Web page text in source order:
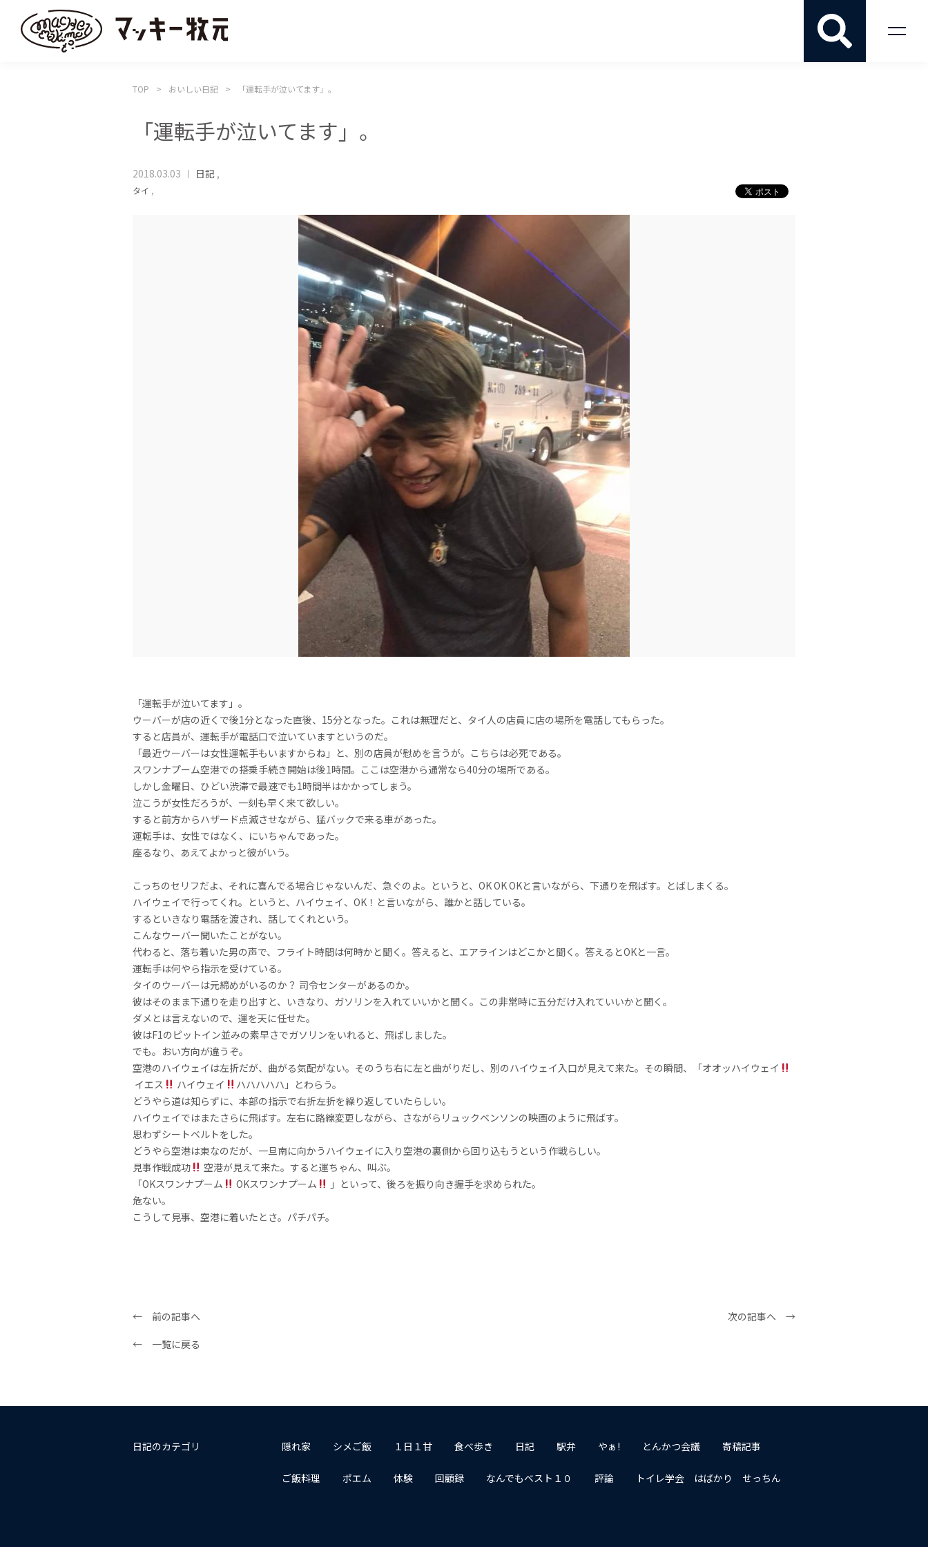
TOP おいしい日記 「運転手が泣いてます」。
「運転手が泣いてます」。
2018.03.03 日記 ,
タイ ,
「運転手が泣いてます」。
ウーバーが店の近くで後1分となった直後、15分となった。これは無理だと、タイ人の店員に店の場所を電話してもらった。
すると店員が、運転手が電話口で泣いていますというのだ。
「最近ウーバーは女性運転手もいますからね」と、別の店員が慰めを言うが。こちらは必死である。
スワンナプーム空港での搭乗手続き開始は後1時間。ここは空港から通常なら40分の場所である。
しかし金曜日、ひどい渋滞で最速でも1時間半はかかってしまう。
泣こうが女性だろうが、一刻も早く来て欲しい。
すると前方からハザード点滅させながら、猛バックで来る車があった。
運転手は、女性ではなく、にいちゃんであった。
座るなり、あえてよかっと彼がいう。
こっちのセリフだよ、それに喜んでる場合じゃないんだ、急ぐのよ。というと、OK OK OKと言いながら、下通りを飛ばす。とばしまくる。
ハイウェイで行ってくれ。というと、ハイウェイ、OK！と言いながら、誰かと話している。
するといきなり電話を渡され、話してくれという。
こんなウーバー聞いたことがない。
代わると、落ち着いた男の声で、フライト時間は何時かと聞く。答えると、エアラインはどこかと聞く。答えるとOKと一言。
運転手は何やら指示を受けている。
タイのウーバーは元締めがいるのか？ 司令センターがあるのか。
彼はそのまま下通りを走り出すと、いきなり、ガソリンを入れていいかと聞く。この非常時に五分だけ入れていいかと聞く。
ダメとは言えないので、運を天に任せた。
彼はF1のピットイン並みの素早さでガソリンをいれると、飛ばしました。
でも。おい方向が違うぞ。
空港のハイウェイは左折だが、曲がる気配がない。そのうち右に左と曲がりだし、別のハイウェイ入口が見えて来た。その瞬間、「オオッハイウェイ
イエス
ハイウェイ
ハハハハハ」とわらう。
どうやら道は知らずに、本部の指示で右折左折を繰り返していたらしい。
ハイウェイではまたさらに飛ばす。左右に路線変更しながら、さながらリュックベンソンの映画のように飛ばす。
思わずシートベルトをした。
どうやら空港は東なのだが、一旦南に向かうハイウェイに入り空港の裏側から回り込もうという作戦らしい。
見事作戦成功
空港が見えて来た。すると運ちゃん、叫ぶ。
「OKスワンナプーム
OKスワンナプーム
」といって、後ろを振り向き握手を求められた。
危ない。
こうして見事、空港に着いたとさ。パチパチ。
← 前の記事へ
次の記事へ →
← 一覧に戻る
日記のカテゴリ 隠れ家 シメご飯 １日１甘 食べ歩き 日記 駅弁 やぁ! とんかつ会議 寄稿記事
ご飯料理 ポエム 体験 回顧録 なんでもベスト１０ 評論 トイレ学会 はばかり せっちん